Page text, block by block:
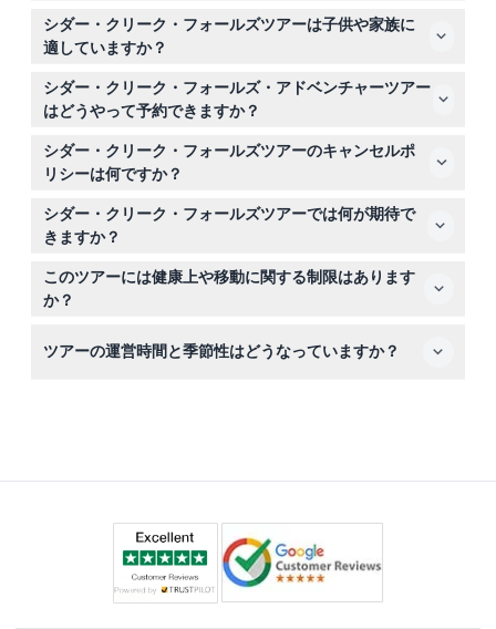
水着、タオル、日焼け止めや帽子などの日よけ、歩きやす
い快適な履物、そして美しい景色を撮影するためのカメラ
を必ず持参してください。
シダー・クリーク・フォールズツアーは子供や家族に
適していますか？
はい、このツアーは家族向けで、4歳以上の子供に適して
います。ただし、幼児や非常に小さい子供には推奨され
ず、大人は15歳から60歳の間であるべきです。
シダー・クリーク・フォールズ・アドベンチャーツアー
はどうやって予約できますか？
こちらのウェブサイトでご希望の日付を選択し、安全な予
約手続きを進めることで簡単に予約可能です。
シダー・クリーク・フォールズツアーのキャンセルポ
リシーは何ですか？
ツアーの48時間以上前にキャンセルした場合、振込手数
料や銀行手数料を除いて料金は発生しません。48時間以
内のキャンセルは予約費用の100％が課金されます。48時
間以上前にリスケジュールを希望すれば手数料はかかりま
せん。
シダー・クリーク・フォールズツアーでは何が期待で
きますか？
熱帯雨林を案内人と共にエコウォークし、透明な天然の岩
のプールで泳ぎ、ノーザリーズ・ビーチ・バー＆グリルで
食事とドリンクを楽しむ、5時間の少人数アドベンチャー
このツアーには健康上や移動に関する制限はあります
か？
の方には推奨されません。また、移動に制限がある方や車
ツアーの運営時間と季節性はどうなっていますか？
い）。